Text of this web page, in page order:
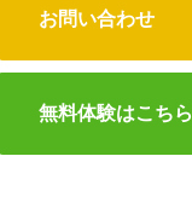
お問い合わせ
無料体験はこちら